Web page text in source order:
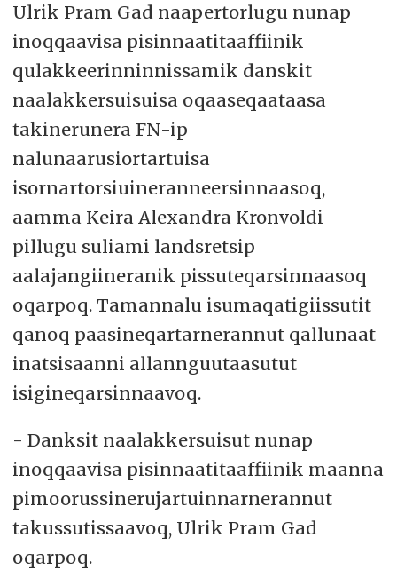
Ulrik Pram Gad naapertorlugu nunap
inoqqaavisa pisinnaatitaaffiinik
qulakkeerinninnissamik danskit
naalakkersuisuisa oqaaseqaataasa
takinerunera FN-ip
nalunaarusiortartuisa
isornartorsiuineranneersinnaasoq,
aamma Keira Alexandra Kronvoldi
pillugu suliami landsretsip
aalajangiineranik pissuteqarsinnaasoq
oqarpoq. Tamannalu isumaqatigiissutit
qanoq paasineqartarnerannut qallunaat
inatsisaanni allannguutaasutut
isigineqarsinnaavoq.
- Danksit naalakkersuisut nunap
inoqqaavisa pisinnaatitaaffiinik maanna
pimoorussinerujartuinnarnerannut
takussutissaavoq, Ulrik Pram Gad
oqarpoq.